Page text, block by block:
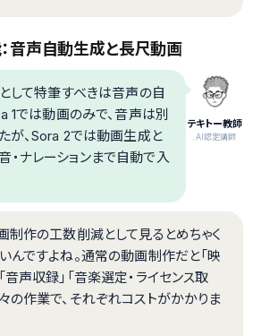
音声自動生成と長尺動画
テキトー教師
.AI認定講師
して特筆すべきは音声の自
1では動画のみで、音声は別
が、Sora 2では動画生成と
・ナレーションまで自動で入
制作の工数削減として見るとめちゃく
んですよね。通常の動画制作だと「映
音声収録」「音楽選定・ライセンス取
の作業で、それぞれコストがかかりま